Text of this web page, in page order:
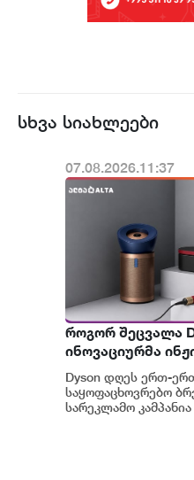
სხვა სიახლეები
07.08.2026.11:37
როგორ შეცვალა
ინოვაციურმა
მოხმარება
Dyson დღეს ერთ-
საყოფაცხოვრებო
სარეკლამო